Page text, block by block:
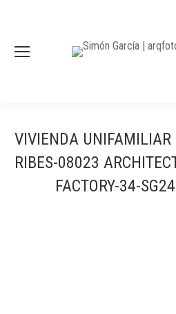
VIVIENDA UNIFAMILIAR
RIBES-08023
FACTORY-34-